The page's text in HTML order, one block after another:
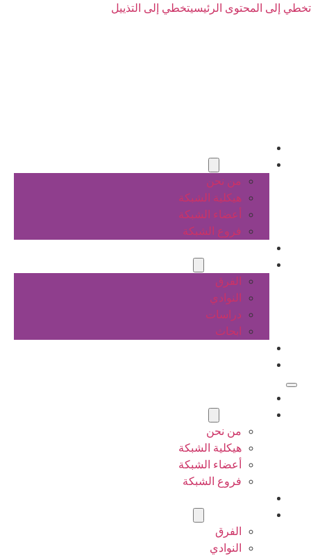
تخطي إلى المحتوى الرئيسيتخطي إلى التذييل
من نحن
هيكلية الشبكة
أعضاء الشبكة
فروع الشبكة
الفرق
النوادي
دراسات
ابحاث
من نحن
هيكلية الشبكة
أعضاء الشبكة
فروع الشبكة
الفرق
النوادي